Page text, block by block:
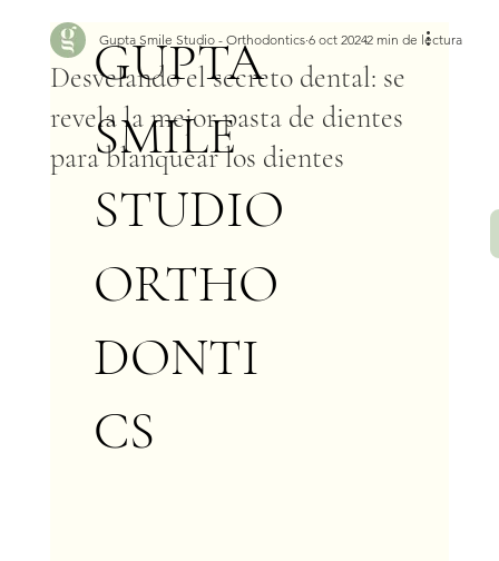
GUPTA
SMILE
STUDIO
ORTHO
DONTI
CS
Desvelando el secreto dental: se
revela la mejor pasta de dientes
para blanquear los dientes
Gupta Smile Studio - Orthodontics 6 oct 20242 min de lectura